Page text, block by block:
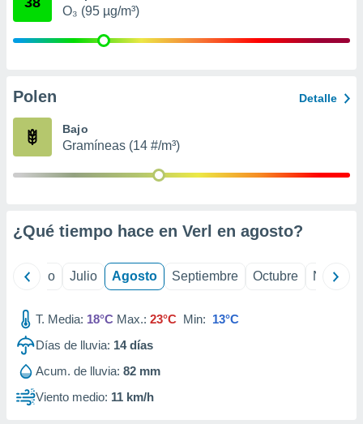
mediante
publicidad
O₃ (95 µg/m³)
Polen Detalle
Bajo
Gramíneas (14 #/m³)
¿Qué tiempo hace en Verl en agosto?
Junio Julio Agosto Septiembre Octubre
T. Media: 18°C Max.: 23°C Min: 13°C
Días de lluvia: 14días
Acum. de lluvia: 82 mm
Viento medio: 11 km/h